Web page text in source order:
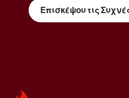
Επισκέψου τις